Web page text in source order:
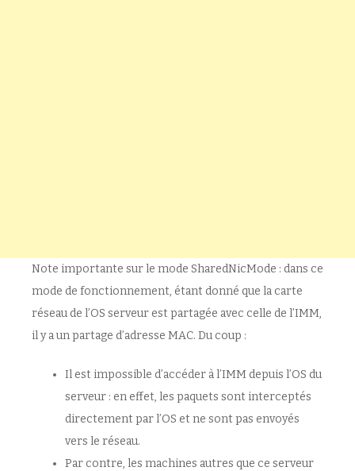
Note importante sur le mode SharedNicMode : dans ce
mode de fonctionnement, étant donné que la carte
réseau de l’OS serveur est partagée avec celle de l’IMM,
il y a un partage d’adresse MAC. Du coup :
Il est impossible d’accéder à l’IMM depuis l’OS du
serveur : en effet, les paquets sont interceptés
directement par l’OS et ne sont pas envoyés
vers le réseau.
Par contre, les machines autres que ce serveur